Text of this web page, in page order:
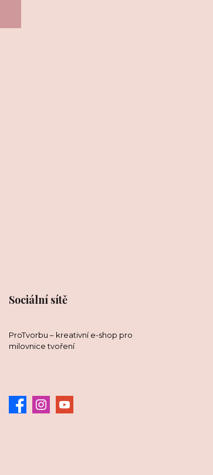
Sociální sítě
ProTvorbu – kreativní e-shop pro
milovnice tvoření